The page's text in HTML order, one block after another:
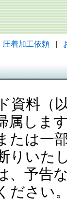
圧着加工依頼
資料（
属しま
たは一
りいた
、予告
ださい